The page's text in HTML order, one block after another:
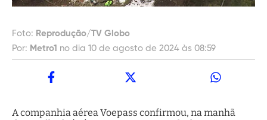
Foto: Reprodução/TV Globo
Por: Metro1 no dia 10 de agosto de 2024 às 08:59
A companhia aérea Voepass confirmou, na manhã